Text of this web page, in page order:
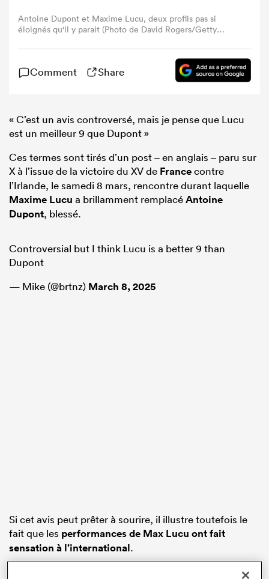
Antoine Dupont et Maxime Lucu, deux profils pas si
éloignés qu'il y parait (Photo de David Rogers/Getty
Comment Share
« C’est un avis controversé, mais je pense que Lucu
est un meilleur 9 que Dupont »
Ces termes sont tirés d’un post – en anglais – paru sur
X à l’issue de la victoire du XV de Francecontre
l’Irlande, le samedi 8 mars, rencontre durant laquelle
Maxime Lucu a brillamment remplacéAntoine
Dupont, blessé.
Controversial but I think Lucu is a better 9 than
Dupont
— Mike (@brtnz) March 8, 2025
Si cet avis peut prêter à sourire, il illustre toutefois le
fait que les performances de Max Lucu ont fait
sensation à l’international.